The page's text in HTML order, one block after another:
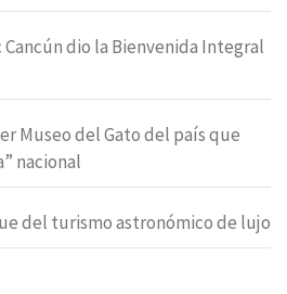
Cancún dio la Bienvenida Integral
Museo del Gato del país que
nacional
del turismo astronómico de lujo